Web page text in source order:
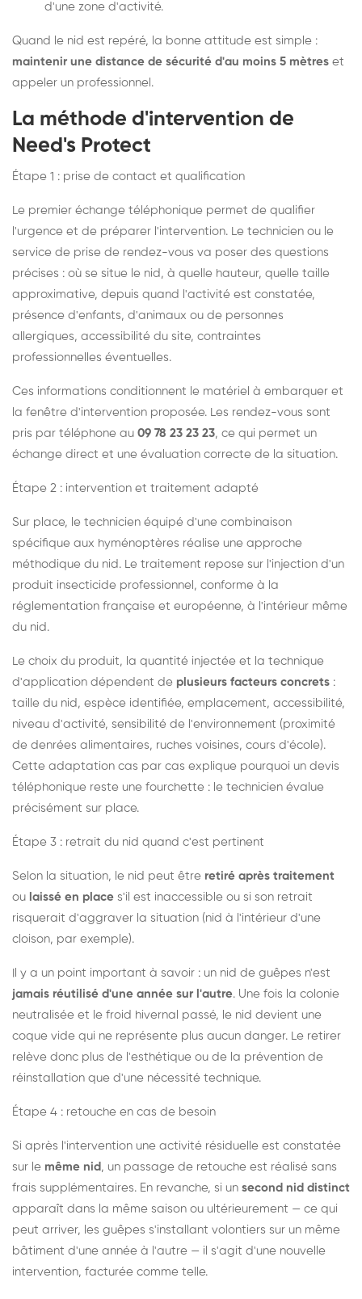
d'une zone d'activité.
Quand le nid est repéré, la bonne attitude est simple :
maintenir une distance de sécurité d'au moins 5 mètres et
appeler un professionnel.
La méthode d'intervention de
Need's Protect
Étape 1 : prise de contact et qualification
Le premier échange téléphonique permet de qualifier
l'urgence et de préparer l'intervention. Le technicien ou le
service de prise de rendez-vous va poser des questions
précises : où se situe le nid, à quelle hauteur, quelle taille
approximative, depuis quand l'activité est constatée,
présence d'enfants, d'animaux ou de personnes
allergiques, accessibilité du site, contraintes
professionnelles éventuelles.
Ces informations conditionnent le matériel à embarquer et
la fenêtre d'intervention proposée. Les rendez-vous sont
pris par téléphone au 09 78 23 23 23, ce qui permet un
échange direct et une évaluation correcte de la situation.
Étape 2 : intervention et traitement adapté
Sur place, le technicien équipé d'une combinaison
spécifique aux hyménoptères réalise une approche
méthodique du nid. Le traitement repose sur l'injection d'un
produit insecticide professionnel, conforme à la
réglementation française et européenne, à l'intérieur même
du nid.
Le choix du produit, la quantité injectée et la technique
d'application dépendent de plusieurs facteurs concrets :
taille du nid, espèce identifiée, emplacement, accessibilité,
niveau d'activité, sensibilité de l'environnement (proximité
de denrées alimentaires, ruches voisines, cours d'école).
Cette adaptation cas par cas explique pourquoi un devis
téléphonique reste une fourchette : le technicien évalue
précisément sur place.
Étape 3 : retrait du nid quand c'est pertinent
Selon la situation, le nid peut être retiré après traitement
ou laissé en place s'il est inaccessible ou si son retrait
risquerait d'aggraver la situation (nid à l'intérieur d'une
cloison, par exemple).
Il y a un point important à savoir : un nid de guêpes n'est
jamais réutilisé d'une année sur l'autre. Une fois la colonie
neutralisée et le froid hivernal passé, le nid devient une
coque vide qui ne représente plus aucun danger. Le retirer
relève donc plus de l'esthétique ou de la prévention de
réinstallation que d'une nécessité technique.
Étape 4 : retouche en cas de besoin
Si après l'intervention une activité résiduelle est constatée
sur le même nid , un passage de retouche est réalisé sans
frais supplémentaires. En revanche, si un second nid distinct
apparaît dans la même saison ou ultérieurement — ce qui
peut arriver, les guêpes s'installant volontiers sur un même
bâtiment d'une année à l'autre — il s'agit d'une nouvelle
intervention, facturée comme telle.